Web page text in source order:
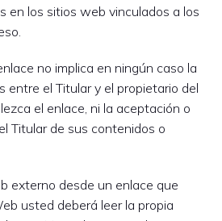
en los sitios web vinculados a los
no implica en ningún caso la
entre el Titular y el propietario del
el enlace, ni la aceptación o
Titular de sus contenidos o
externo desde un enlace que
usted deberá leer la propia